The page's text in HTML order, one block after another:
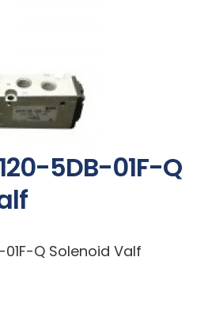
5DB-01F-Q
01F-Q Solenoid Valf